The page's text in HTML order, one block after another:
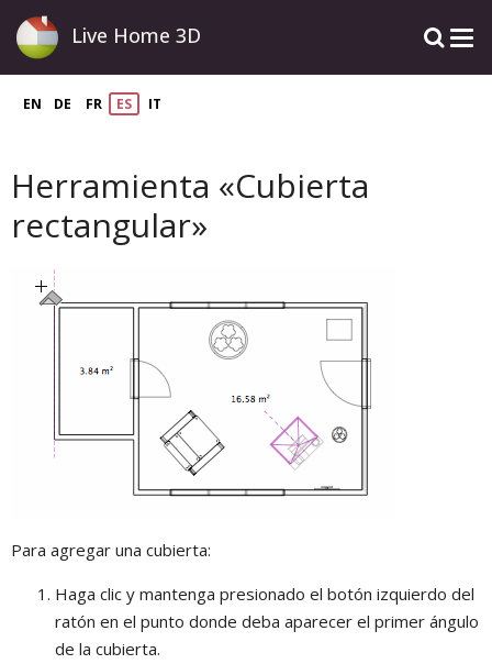
Live Home 3D
EN DE FR ES IT
Herramienta «Cubierta
rectangular»
Para agregar una cubierta:
Haga clic y mantenga presionado el botón izquierdo del
ratón en el punto donde deba aparecer el primer ángulo
de la cubierta.